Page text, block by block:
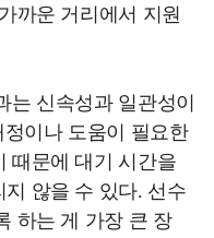
까운 거리에서 지원
신속성과 일관성이
이나 도움이 필요한
때문에 대기 시간을
않을 수 있다. 선수
하는 게 가장 큰 장